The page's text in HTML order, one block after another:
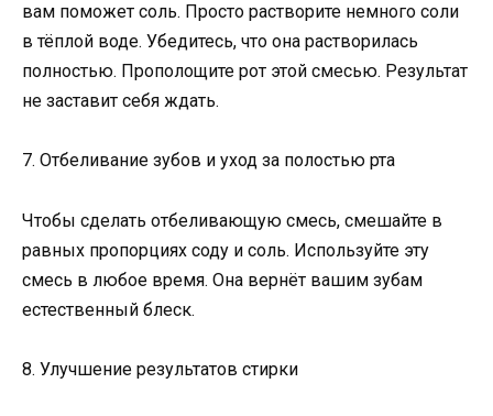
вам поможет соль. Просто растворите немного соли
в тёплой воде. Убедитесь, что она растворилась
полностью. Прополощите рот этой смесью. Результат
не заставит себя ждать.
7. Отбеливание зубов и уход за полостью рта
Чтобы сделать отбеливающую смесь, смешайте в
равных пропорциях соду и соль. Используйте эту
смесь в любое время. Она вернёт вашим зубам
естественный блеск.
8. Улучшение результатов стирки